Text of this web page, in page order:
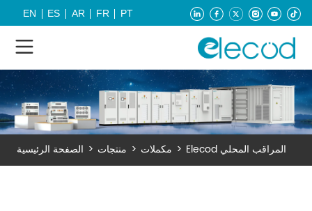
EN ES AR FR PT
الصفحة الرئيسية > منتجات > مكملات > Elecod المراقب المحلي